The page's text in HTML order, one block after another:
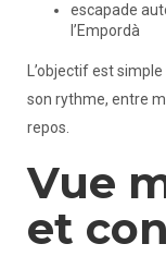
escapade
l’Empordà
L’objectif est
son rythme, entre
repos.
Vue
et